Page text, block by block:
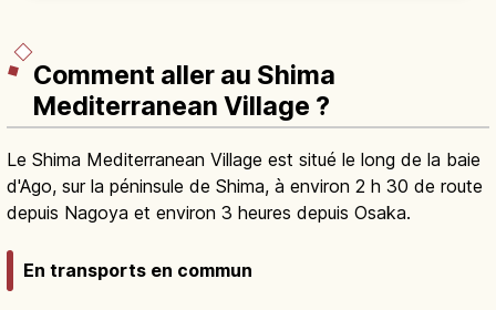
Comment aller au Shima
Mediterranean Village ?
Le Shima Mediterranean Village est situé le long de la baie
d'Ago, sur la péninsule de Shima, à environ 2 h 30 de route
depuis Nagoya et environ 3 heures depuis Osaka.
En transports en commun